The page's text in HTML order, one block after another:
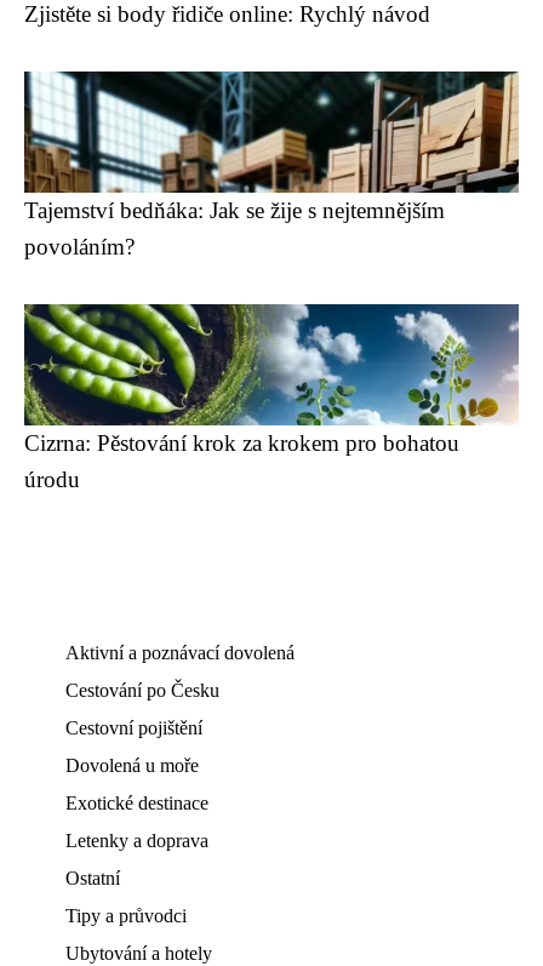
Zjistěte si body řidiče online: Rychlý návod
Tajemství bedňáka: Jak se žije s nejtemnějším
povoláním?
Cizrna: Pěstování krok za krokem pro bohatou
úrodu
Aktivní a poznávací dovolená
Cestování po Česku
Cestovní pojištění
Dovolená u moře
Exotické destinace
Letenky a doprava
Ostatní
Tipy a průvodci
Ubytování a hotely